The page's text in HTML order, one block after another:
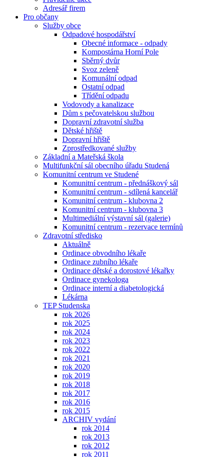
Adresář firem
Pro občany
Služby obce
Odpadové hospodářství
Obecné informace - odpady
Kompostárna Horní Pole
Sběrný dvůr
Svoz zeleně
Komunální odpad
Ostatní odpad
Třídění odpadu
Vodovody a kanalizace
Dům s pečovatelskou službou
Dopravní zdravotní služba
Dětské hřiště
Dopravní hřiště
Zprostředkované služby
Základní a Mateřská škola
Multifunkční sál obecního úřadu Studená
Komunitní centrum ve Studené
Komunitní centrum - přednáškový sál
Komunitní centrum - sdílená kancelář
Komunitní centrum - klubovna 2
Komunitní centrum - klubovna 3
Multimediální výstavní sál (galerie)
Komunitní centrum - rezervace termínů
Zdravotní středisko
Aktuálně
Ordinace obvodního lékaře
Ordinace zubního lékaře
Ordinace dětské a dorostové lékařky
Ordinace gynekologa
Ordinace interní a diabetologická
Lékárna
TEP Studenska
rok 2026
rok 2025
rok 2024
rok 2023
rok 2022
rok 2021
rok 2020
rok 2019
rok 2018
rok 2017
rok 2016
rok 2015
ARCHIV vydání
rok 2014
rok 2013
rok 2012
rok 2011